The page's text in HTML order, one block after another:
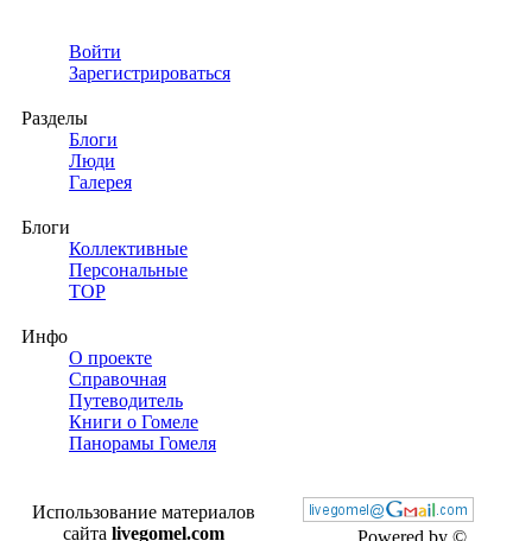
Войти
Зарегистрироваться
Разделы
Блоги
Люди
Галерея
Блоги
Коллективные
Персональные
TOP
Инфо
О проекте
Справочная
Путеводитель
Книги о Гомеле
Панорамы Гомеля
Использование материалов
сайта livegomel.com